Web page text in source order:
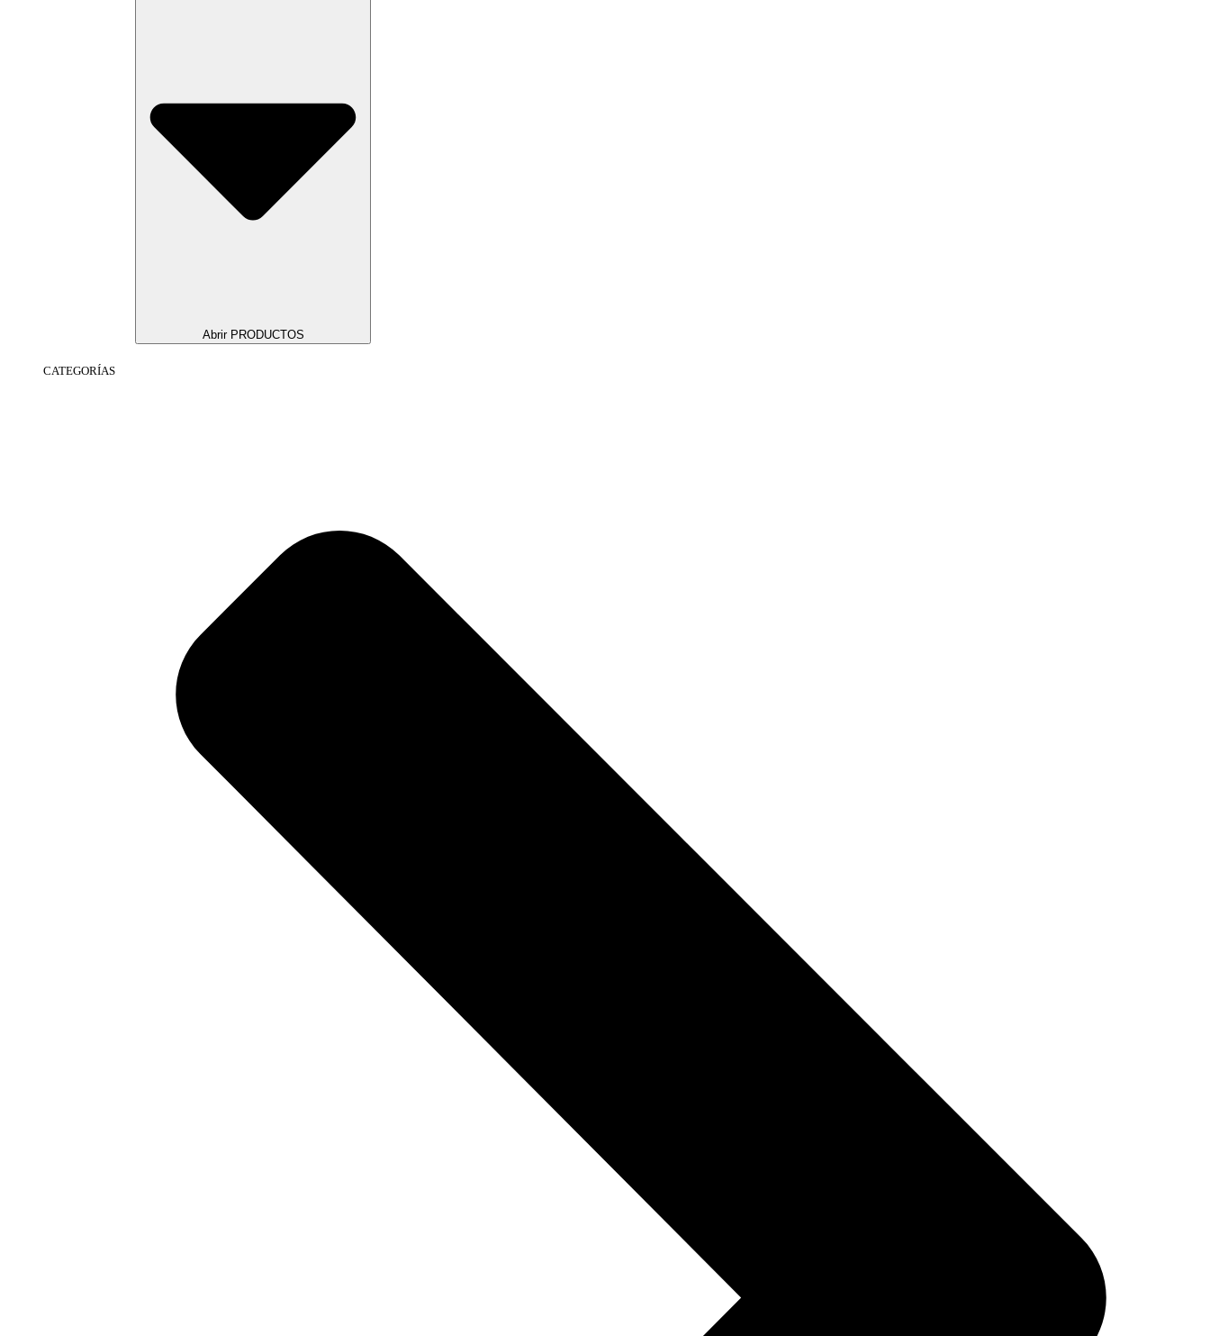
Abrir PRODUCTOS
CATEGORÍAS